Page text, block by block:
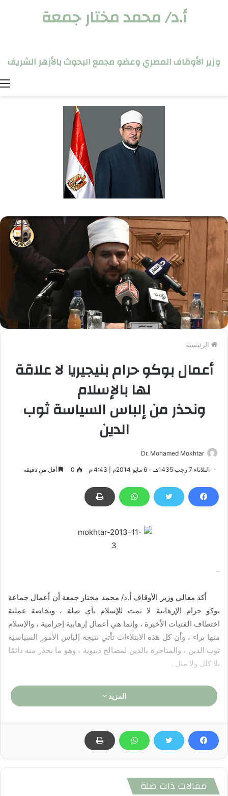
أ.د/ محمد مختار جمعة
وزير الأوقاف المصري وعضو مجمع البحوث بالأزهر الشريف
الرئيسية
‏أعمال بوكو حرام بنيجيريا لا علاقة
لها بالإسلام
ونحذر من إلباس السياسة ثوب
الدين
Dr. Mohamed Mokhtar
الثلاثاء 7 رجب 1435هـ - 6 مايو 2014م | 4:43 م 0 أقل من دقيقة
–
أكد معالي وزير الأوقاف أ.د/ محمد مختار جمعة أن أعمال جماعة
بوكو حرام الإرهابية لا تمت للإسلام بأي صلة ، وبخاصة عملية
اختطاف الفتيات الأخيرة ، وإنما هي أعمال إرهابية إجرامية ، والإسلام
منها براء ، وأن كل هذه الابتلاءات تأتي نتيجة إلباس الأمور السياسية
ثوب الدين ، والمتاجرة بالدين لمصالح دنيوية ، وهو ما نحذر منه دائمًا
بلا كلل ولا ملل .
المزيد
مقالات ذات صلة